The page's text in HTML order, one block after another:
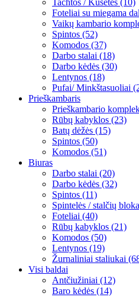
Tachtos / Kušetės (10)
Foteliai su miegama
Vaikų kambario
Spintos (52)
Komodos (37)
Darbo stalai (18)
Darbo kėdės (30)
Lentynos (18)
Pufai/ Minkštasuoliai
Prieškambaris
Prieškambario
Rūbų kabyklos (23)
Batų dėžės (15)
Spintos (50)
Komodos (51)
Biuras
Darbo stalai (20)
Darbo kėdės (32)
Spintos (11)
Spintelės / stalčių
Foteliai (40)
Rūbų kabyklos (21)
Komodos (50)
Lentynos (19)
Žurnaliniai staliukai
Visi baldai
Antčiužiniai (12)
Baro kėdės (14)